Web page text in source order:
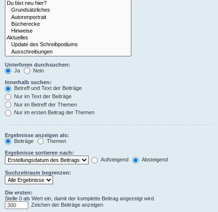
Unterforen durchsuchen:
Ja
Nein
Innerhalb suchen:
Betreff und Text der Beiträge
Nur im Text der Beiträge
Nur im Betreff der Themen
Nur im ersten Beitrag der Themen
Ergebnisse anzeigen als:
Beiträge
Themen
Ergebnisse sortieren nach:
Aufsteigend
Absteigend
Suchzeitraum begrenzen:
Die ersten:
Stelle 0 als Wert ein, damit der komplette Beitrag angezeigt wird.
Zeichen der Beiträge anzeigen